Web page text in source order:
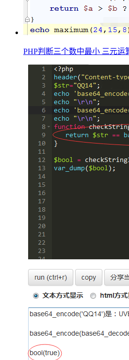
PHP判断三个数中最小 三元运